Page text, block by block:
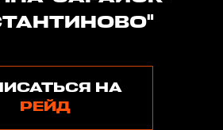
НА
РЕЙД